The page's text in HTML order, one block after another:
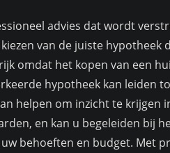
advies dat wordt
van de juiste hypotheek
omdat het kopen van een
hypotheek kan leiden
helpen om inzicht te krijgen
en kan u begeleiden bij
behoeften en budget. Met